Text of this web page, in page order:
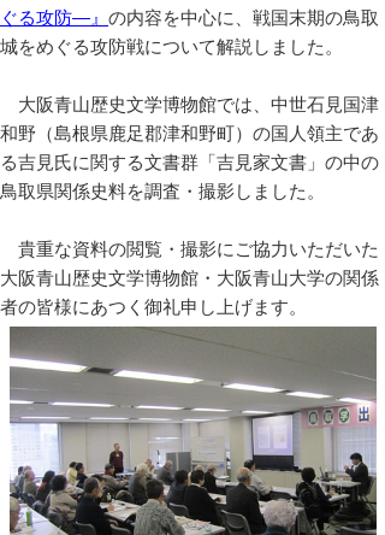
ぐる攻防―』 の内容を中心に、戦国末期の鳥取
城をめぐる攻防戦について解説しました。
大阪青山歴史文学博物館では、中世石見国津
和野（島根県鹿足郡津和野町）の国人領主であ
る吉見氏に関する文書群「吉見家文書」の中の
鳥取県関係史料を調査・撮影しました。
貴重な資料の閲覧・撮影にご協力いただいた
大阪青山歴史文学博物館・大阪青山大学の関係
者の皆様にあつく御礼申し上げます。